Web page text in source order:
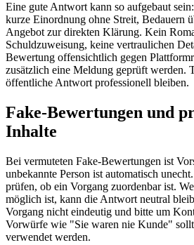
Eine gute Antwort kann so aufgebaut
kurze Einordnung ohne Streit, Bedauern
Angebot zur direkten Klärung. Kein
Schuldzuweisung, keine vertraulichen
Bewertung offensichtlich gegen
zusätzlich eine Meldung geprüft werden.
öffentliche Antwort professionell bleiben.
Fake-Bewertungen und
Inhalte
Bei vermuteten Fake-Bewertungen ist
unbekannte Person ist automatisch
prüfen, ob ein Vorgang zuordenbar ist.
möglich ist, kann die Antwort neutral
Vorgang nicht eindeutig und bitte um
Vorwürfe wie "Sie waren nie Kunde"
verwendet werden.